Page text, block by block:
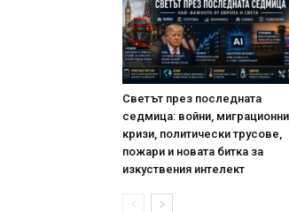
Светът през последната
седмица: войни, миграционни
кризи, политически трусове,
пожари и новата битка за
изкуствения интелект